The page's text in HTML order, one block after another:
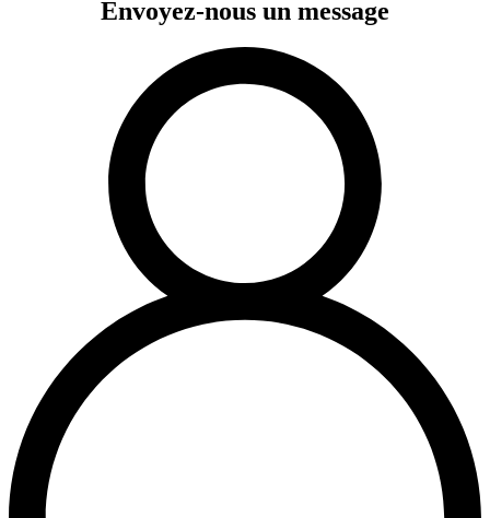
Envoyez-nous un message